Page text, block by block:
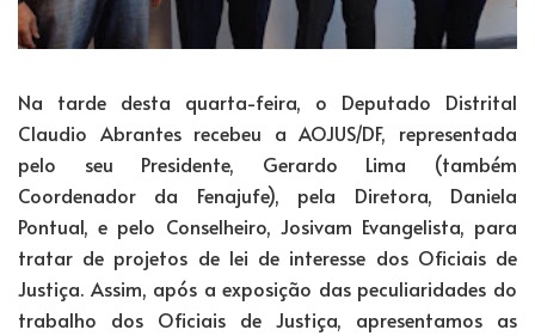
Na tarde desta quarta-feira, o Deputado Distrital
Claudio Abrantes recebeu a AOJUS/DF, representada
pelo seu Presidente, Gerardo Lima (também
Coordenador da Fenajufe), pela Diretora, Daniela
Pontual, e pelo Conselheiro, Josivam Evangelista, para
tratar de projetos de lei de interesse dos Oficiais de
Justiça. Assim, após a exposição das peculiaridades do
trabalho dos Oficiais de Justiça, apresentamos as